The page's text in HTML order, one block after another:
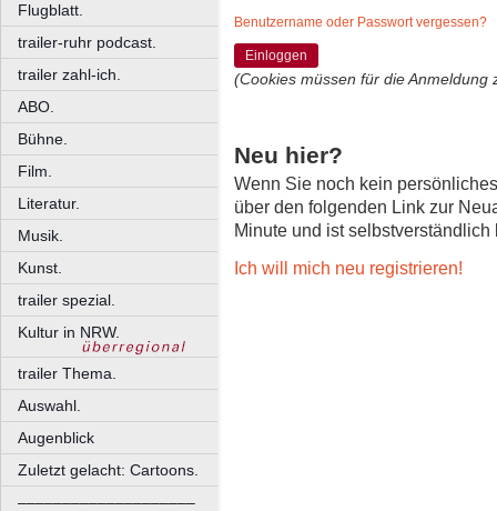
Flugblatt.
trailer-ruhr podcast.
trailer zahl-ich.
ABO.
Bühne.
Film.
Literatur.
Musik.
Kunst.
trailer spezial.
Kultur in NRW.
trailer Thema.
Auswahl.
Augenblick
Zuletzt gelacht: Cartoons.
––––––––––––––––––––
Benutzername oder Passwort vergessen?
Einloggen
(Cookies müssen für die Anmeldung
Neu hier?
Wenn Sie noch kein
über den folgenden Link zur
Minute und ist selbstverständlich
Ich will mich neu registrieren!